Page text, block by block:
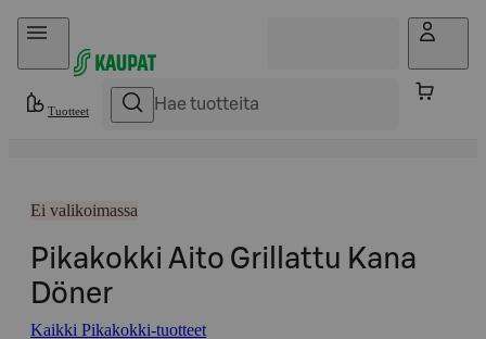
Hyppää sisältöön
Tuotteet
Ei valikoimassa
Pikakokki Aito Grillattu Kana
Döner
Kaikki Pikakokki-tuotteet